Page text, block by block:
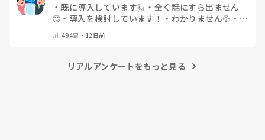
・既に導入しています🙋 ・ 全く話にすら出ません
🙄 ・ 導入を検討しています！ ・ わかりません💦 ・ そ
494票・ 12日前
リアルアンケートをもっと見る